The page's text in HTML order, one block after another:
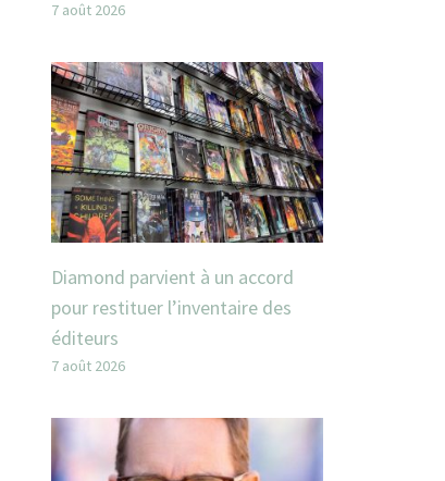
7 août 2026
Diamond parvient à un accord
pour restituer l’inventaire des
éditeurs
7 août 2026